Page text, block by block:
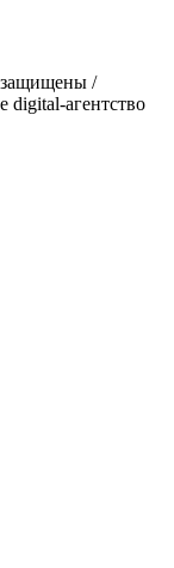
защищены /
digital-агентство